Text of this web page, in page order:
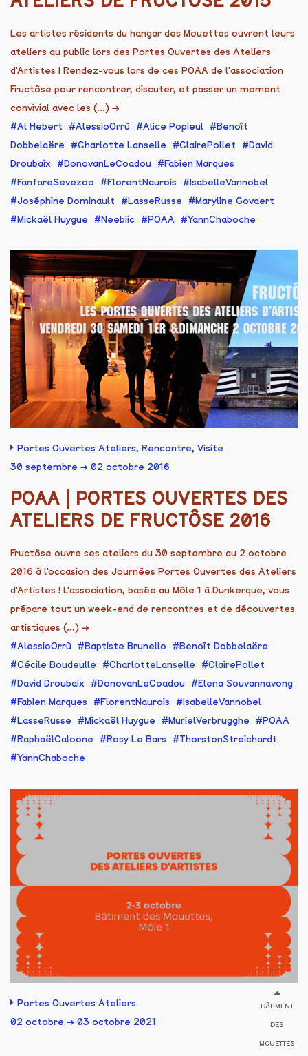
Les artistes résidents du hangar des Mouettes ouvrent leurs
ateliers au public lors des Portes Ouvertes des Ateliers
d'Artistes ! Rendez-vous lors de ces POAA de l'association
Fructôse pour rencontrer, discuter, et passer un moment
convivial avec les (...) →
Al Hebert
AlessioOrrù Alice Popieul
Benoît
Dobbelaëre
Charlotte Lanselle ClairePollet
David
Droubaix
DonovanLeCoadou
Fabien Marques
FanfareSevezoo
FlorentNaurois
IsabelleVannobel
Joséphine Dominault
LasseRusse
Maryline Govaert
Mickaël Huygue
Neebiic POAA YannChaboche
Portes Ouvertes Ateliers, Rencontre, Visite
30 septembre → 02 octobre 2016
POAA | PORTES OUVERTES DES
ATELIERS DE FRUCTÔSE 2016
Fructôse ouvre ses ateliers du 30 septembre au 2 octobre
2016 à l'occasion des Journées Portes Ouvertes des Ateliers
d'Artistes ! L'association, basée au Môle 1 à Dunkerque, vous
prépare tout un week-end de rencontres et de découvertes
artistiques (...) →
AlessioOrrù
Baptiste Brunello
Benoît Dobbelaëre
Cécile Boudeulle
CharlotteLanselle
ClairePollet
David Droubaix
DonovanLeCoadou
Elena Souvannavong
Fabien Marques
FlorentNaurois
IsabelleVannobel
LasseRusse
Mickaël Huygue MurielVerbrugghe
POAA
RaphaëlCaloone
Rosy Le Bars
ThorstenStreichardt
YannChaboche
Portes Ouvertes Ateliers
02 octobre → 03 octobre 2021
BÂTIMENT
DES
MOUETTES